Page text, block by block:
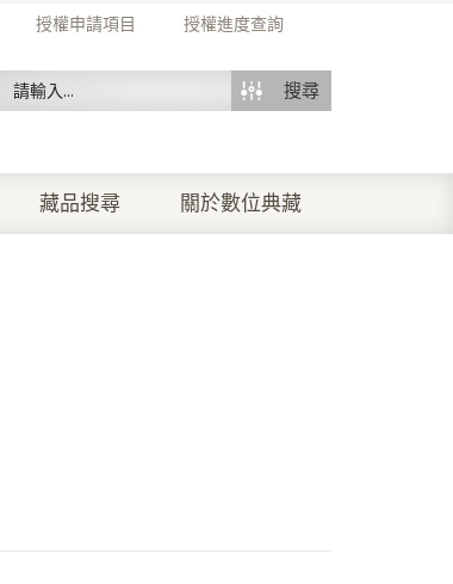
授權申請項目 授權進度查詢
搜尋
藏品搜尋 關於數位典藏